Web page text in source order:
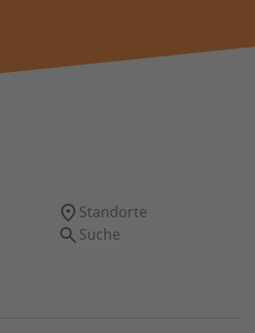
Standorte
Suche